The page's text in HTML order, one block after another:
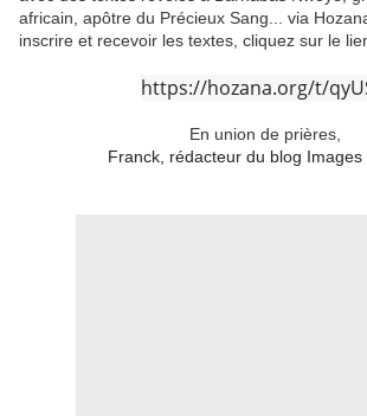
africain, apôtre du Précieux Sang... via
inscrire et recevoir les textes, cliquez sur le
https://hozana.org/t/
En union de prières,
Franck, rédacteur du blog Images